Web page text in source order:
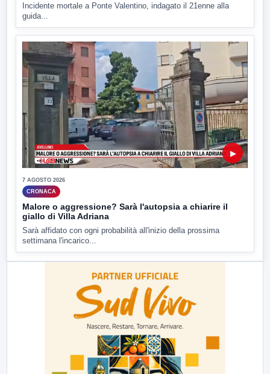
Incidente mortale a Ponte Valentino, indagato il 21enne alla
guida...
▶
7 AGOSTO 2026
CRONACA
Malore o aggressione? Sarà l'autopsia a chiarire il
giallo di Villa Adriana
Sarà affidato con ogni probabilità all'inizio della prossima
settimana l'incarico...